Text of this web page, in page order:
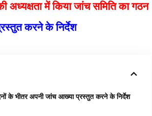
अध्यक्षता में किया जांच समिति का गठन
करने के निर्देश
के भीतर अपनी जांच आख्या प्रस्तुत करने के निर्देश